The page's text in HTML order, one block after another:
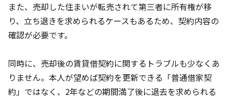
また、売却した住まいが転売されて第三者に所有権が移
り、立ち退きを求められるケースもあるため、契約内容の
確認が必要です。
同時に、売却後の賃貸借契約に関するトラブルも少なくあ
りません。本人が望めば契約を更新できる「普通借家契
約」ではなく、2年などの期間満了後に退去を求められる